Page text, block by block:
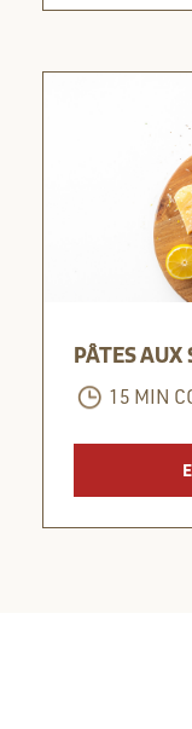
PÂTES AUX
15 MIN